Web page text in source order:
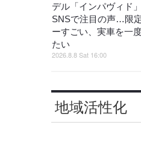
デル「インパヴィド
SNSで注目の声…限
ーすごい、実車を一
たい
2026.8.8 Sat 16:00
地域活性化